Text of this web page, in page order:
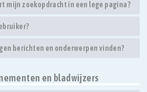
mijn zoekopdracht in een lege pagina?
berichten en onderwerpen vinden?
en bladwijzers